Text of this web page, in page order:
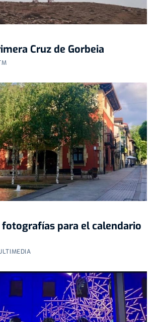
Cruz de Gorbeia
para el calendario